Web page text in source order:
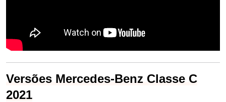
Versões Mercedes-Benz Classe C
2021